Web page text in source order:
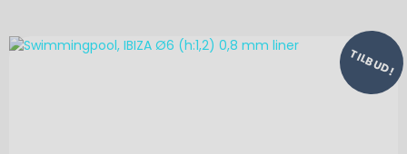
TILBUD!